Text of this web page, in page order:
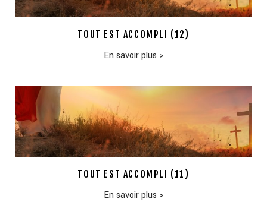
TOUT EST ACCOMPLI (12)
En savoir plus >
TOUT EST ACCOMPLI (11)
En savoir plus >